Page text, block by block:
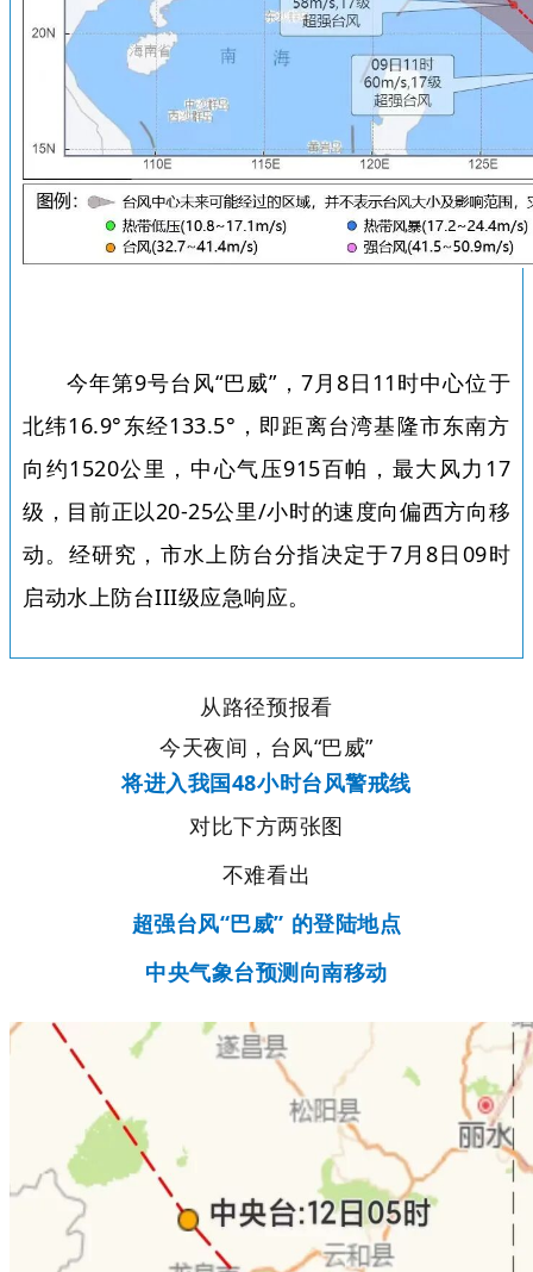
今年第9号台风“巴威”，7月8日11时中心位于
北纬16.9°东经133.5°，即距离台湾基隆市东南方
向约1520公里，中心气压915百帕，最大风力17
级，目前正以20-25公里/小时的速度向偏西方向移
动。经研究，市水上防台分指决定于7月8日09时
启动水上防台III级应急响应。
从路径预报看
今天夜间，台风“巴威”
将进入我国48小时台风警戒线
对比下方两张图
不难看出
超强台风“巴威” 的登陆地点
中央气象台预测向南移动